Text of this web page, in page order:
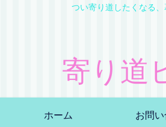
つい寄り道したくなる
寄り道
ホーム お問